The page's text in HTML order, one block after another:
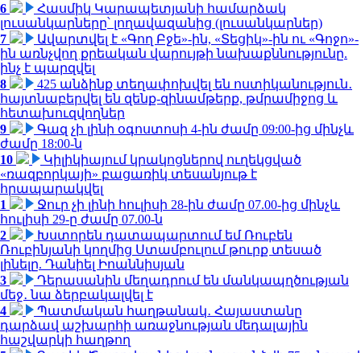
6
Հասմիկ Կարապետյանի համարձակ
լուսանկարները՝ լողավազանից (լուսանկարներ)
7
Ավարտվել է «Գող Բջե»-ին, «Տեցիկ»-ին ու «Գոջո»-
ին առնչվող քրեական վարույթի նախաքննությունը.
ինչ է պարզվել
8
425 անձինք տեղափոխվել են ոստիկանություն․
հայտնաբերվել են զենք-զինամթերք, թմրամիջոց և
հետախուզվողներ
9
Գազ չի լինի օգոստոսի 4-ին ժամը 09:00-ից մինչև
ժամը 18:00-ն
10
Կիլիկիայում կրակոցներով ուղեկցված
«ռազբորկայի» բացառիկ տեսանյութ է
հրապարակվել
1
Ջուր չի լինի հուլիսի 28-ին ժամը 07.00-ից մինչև
հուլիսի 29-ը ժամը 07.00-ն
2
Խստորեն դատապարտում եմ Ռուբեն
Ռուբինյանի կողմից Ստամբուլում թուրք տեսած
լինելը. Դանիել Իոաննիսյան
3
Դերասանին մեղադրում են մանկապղծության
մեջ․ նա ձերբակալվել է
4
Պատմական հաղթանակ․ Հայաստանը
դարձավ աշխարհի առաջնության մեդալային
հաշվարկի հաղթող